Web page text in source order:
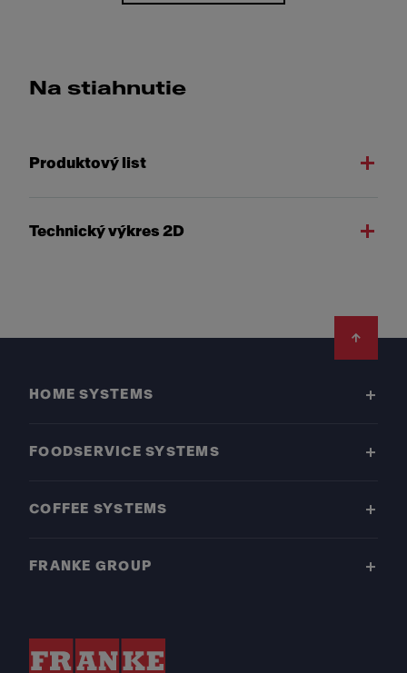
Na stiahnutie
Produktový list
Technický výkres 2D
HOME SYSTEMS
FOODSERVICE SYSTEMS
COFFEE SYSTEMS
FRANKE GROUP